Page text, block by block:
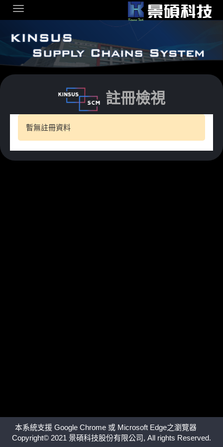
略過到內容
註冊檢視
暫無註冊資料
本系統支援 Google Chrome 或 Microsoft Edge之瀏覽器
Copyright© 2021 景碩科技股份有限公司, All rights Reserved.